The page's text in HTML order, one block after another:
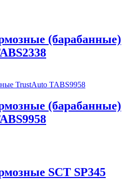
(барабанные)
(барабанные)
SCT SP345